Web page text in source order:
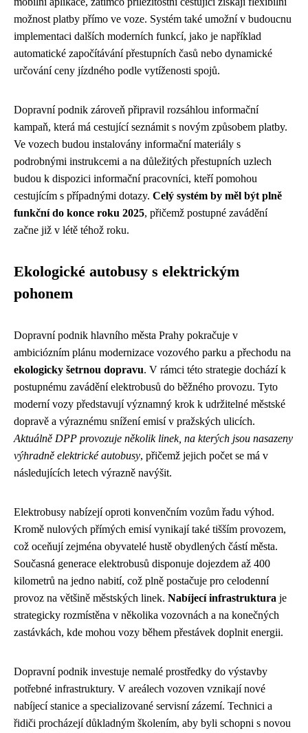
možnost platby přímo ve voze. Systém také umožní v budoucnu
implementaci dalších moderních funkcí, jako je například
automatické započítávání přestupních časů nebo dynamické
určování ceny jízdného podle vytíženosti spojů.
Dopravní podnik zároveň připravil rozsáhlou informační
kampaň, která má cestující seznámit s novým způsobem platby.
Ve vozech budou instalovány informační materiály s
podrobnými instrukcemi a na důležitých přestupních uzlech
budou k dispozici informační pracovníci, kteří pomohou
cestujícím s případnými dotazy. Celý systém by měl být plně
funkční do konce roku 2025, přičemž postupné zavádění
začne již v létě téhož roku.
Ekologické autobusy s elektrickým
pohonem
Dopravní podnik hlavního města Prahy pokračuje v
ambiciózním plánu modernizace vozového parku a přechodu na
ekologicky šetrnou dopravu. V rámci této strategie dochází k
postupnému zavádění elektrobusů do běžného provozu. Tyto
moderní vozy představují významný krok k udržitelné městské
dopravě a výraznému snížení emisí v pražských ulicích.
Aktuálně DPP provozuje několik linek, na kterých jsou nasazeny
výhradně elektrické autobusy, přičemž jejich počet se má v
následujících letech výrazně navýšit.
Elektrobusy nabízejí oproti konvenčním vozům řadu výhod.
Kromě nulových přímých emisí vynikají také tišším provozem,
což oceňují zejména obyvatelé hustě obydlených částí města.
Současná generace elektrobusů disponuje dojezdem až 400
kilometrů na jedno nabití, což plně postačuje pro celodenní
provoz na většině městských linek. Nabíjecí infrastruktura je
strategicky rozmístěna v několika vozovnách a na konečných
zastávkách, kde mohou vozy během přestávek doplnit energii.
Dopravní podnik investuje nemalé prostředky do výstavby
potřebné infrastruktury. V areálech vozoven vznikají nové
nabíjecí stanice a specializované servisní zázemí. Technici a
řidiči procházejí důkladným školením, aby byli schopni s novou